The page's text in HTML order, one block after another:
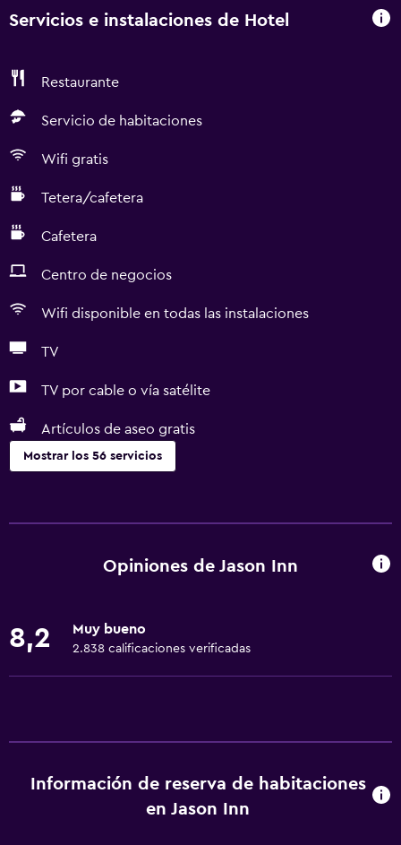
Servicios e instalaciones de Hotel
Restaurante
Servicio de habitaciones
Wifi gratis
Tetera/cafetera
Cafetera
Centro de negocios
Wifi disponible en todas las instalaciones
TV
TV por cable o vía satélite
Artículos de aseo gratis
Mostrar los 56 servicios
Wifi gratis
Artículos de aseo gratis
Aire acondicionado
Opiniones de Jason Inn
8,2 Muy bueno
2.838 calificaciones verificadas
Información de reserva de habitaciones
en Jason Inn